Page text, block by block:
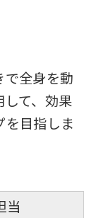
で全身を動
て、効果
を目指しま
当